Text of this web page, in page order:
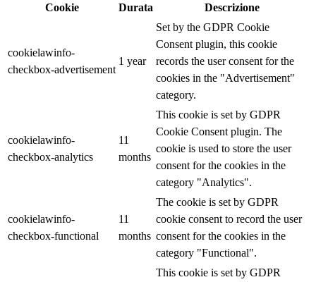
Cookie
Durata Descrizione
cookielawinfo-
checkbox-advertisement
1 year
Set by the GDPR Cookie
Consent plugin, this cookie
records the user consent for the
cookies in the "Advertisement"
category.
cookielawinfo-
checkbox-analytics
11
months
This cookie is set by GDPR
Cookie Consent plugin. The
cookie is used to store the user
consent for the cookies in the
category "Analytics".
cookielawinfo-
checkbox-functional
11
months
The cookie is set by GDPR
cookie consent to record the user
consent for the cookies in the
category "Functional".
This cookie is set by GDPR